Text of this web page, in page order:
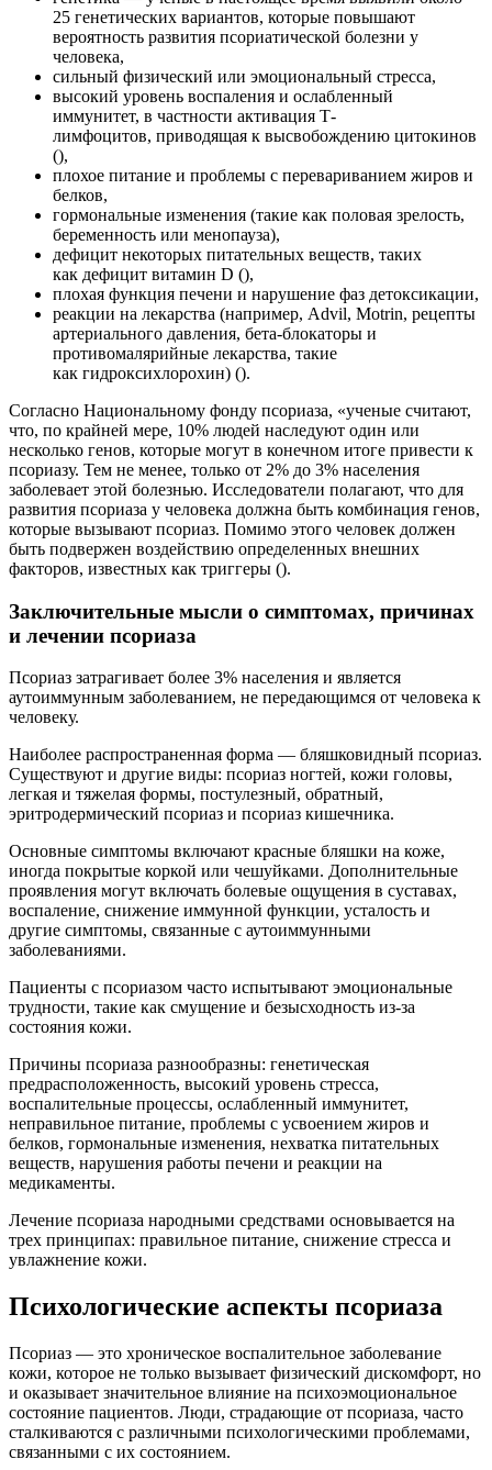
25 генетических вариантов, которые повышают
вероятность развития псориатической болезни у
человека,
сильный физический или эмоциональный стресса,
высокий уровень воспаления и ослабленный
иммунитет, в частности активация Т-
лимфоцитов, приводящая к высвобождению цитокинов
(),
плохое питание и проблемы с перевариванием жиров и
белков,
гормональные изменения (такие как половая зрелость,
беременность или менопауза),
дефицит некоторых питательных веществ, таких
как дефицит витамин D (),
плохая функция печени и нарушение фаз детоксикации,
реакции на лекарства (например, Advil, Motrin, рецепты
артериального давления, бета-блокаторы и
противомалярийные лекарства, такие
как гидроксихлорохин) ().
Согласно Национальному фонду псориаза, «ученые считают,
что, по крайней мере, 10% людей наследуют один или
несколько генов, которые могут в конечном итоге привести к
псориазу. Тем не менее, только от 2% до 3% населения
заболевает этой болезнью. Исследователи полагают, что для
развития псориаза у человека должна быть комбинация генов,
которые вызывают псориаз. Помимо этого человек должен
быть подвержен воздействию определенных внешних
факторов, известных как триггеры ().
Заключительные мысли о симптомах, причинах
и лечении псориаза
Псориаз затрагивает более 3% населения и является
аутоиммунным заболеванием, не передающимся от человека к
человеку.
Наиболее распространенная форма — бляшковидный псориаз.
Существуют и другие виды: псориаз ногтей, кожи головы,
легкая и тяжелая формы, постулезный, обратный,
эритродермический псориаз и псориаз кишечника.
Основные симптомы включают красные бляшки на коже,
иногда покрытые коркой или чешуйками. Дополнительные
проявления могут включать болевые ощущения в суставах,
воспаление, снижение иммунной функции, усталость и
другие симптомы, связанные с аутоиммунными
заболеваниями.
Пациенты с псориазом часто испытывают эмоциональные
трудности, такие как смущение и безысходность из-за
состояния кожи.
Причины псориаза разнообразны: генетическая
предрасположенность, высокий уровень стресса,
воспалительные процессы, ослабленный иммунитет,
неправильное питание, проблемы с усвоением жиров и
белков, гормональные изменения, нехватка питательных
веществ, нарушения работы печени и реакции на
медикаменты.
Лечение псориаза народными средствами основывается на
трех принципах: правильное питание, снижение стресса и
увлажнение кожи.
Психологические аспекты псориаза
Псориаз — это хроническое воспалительное заболевание
кожи, которое не только вызывает физический дискомфорт, но
и оказывает значительное влияние на психоэмоциональное
состояние пациентов. Люди, страдающие от псориаза, часто
сталкиваются с различными психологическими проблемами,
связанными с их состоянием.